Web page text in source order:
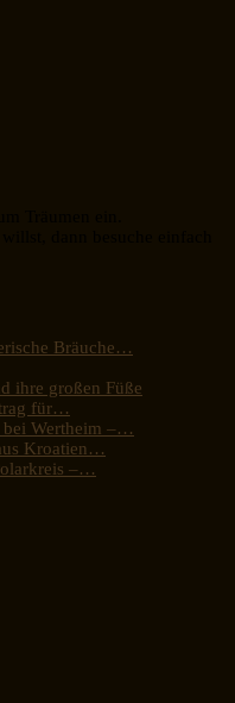
Bräuche…
ihre großen Füße
für…
bei Wertheim –…
Kroatien…
–…